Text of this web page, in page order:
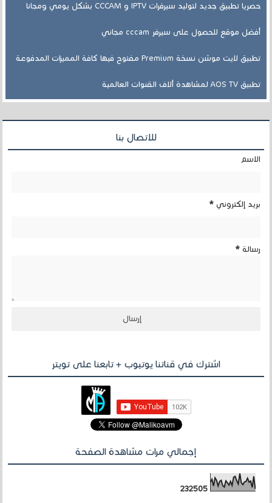
حصريا تطبيق جديد لتوليد سيرفرات IPTV و CCCAM بشكل يومي ومجانا
أفضل موقع للحصول على سيرفر cccam مجاني
تطبيق لايت موشن نسخة Premium مفتوح فيها كافة المميزات المدفوعة
تطبيق AOS TV لمشاهدة ألاف القنوات العالمية
للاتصال بنا
الاسم
بريد إلكتروني*
رسالة*
اشترك في قناتنا يوتيوب + تابعنا على تويتر
إجمالي مرات مشاهدة الصفحة
232505